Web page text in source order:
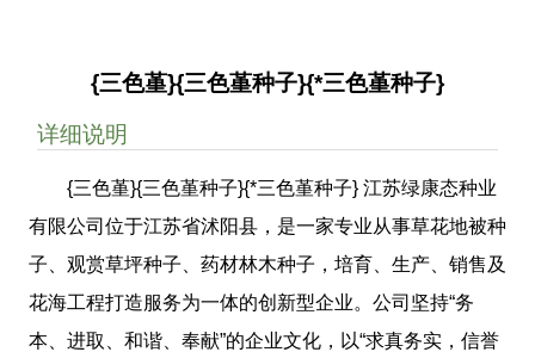
{三色堇}{三色堇种子}{*三色堇种子}
详细说明
{三色堇}{三色堇种子}{*三色堇种子} 江苏绿康态种业
有限公司位于江苏省沭阳县，是一家专业从事草花地被种
子、观赏草坪种子、药材林木种子，培育、生产、销售及
花海工程打造服务为一体的创新型企业。公司坚持“务
本、进取、和谐、奉献”的企业文化，以“求真务实，信誉